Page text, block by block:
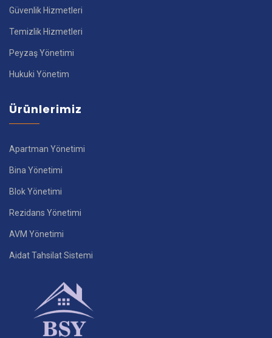
Güvenlik Hizmetleri
Temizlik Hizmetleri
Peyzaş Yönetimi
Hukuki Yönetim
Ürünlerimiz
Apartman Yönetimi
Bina Yönetimi
Blok Yönetimi
Rezidans Yönetimi
AVM Yönetimi
Aidat Tahsilat Sistemi